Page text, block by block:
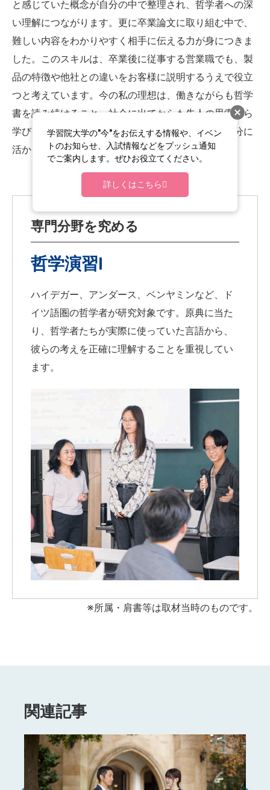
と感じていた概念が自分の中で整理され、哲学者への深
い理解につながります。更に卒業論文に取り組む中で、
難しい内容をわかりやすく相手に伝える力が身につきま
した。このスキルは、卒業後に従事する営業職でも、製
品の特徴や他社との違いをお客様に説明するうえで役立
つと考えています。今の私の理想は、働きながらも哲学
書を読み続けること。社会に出てからも先人の思索から
学びを積み重ね、ゼミで育んだ思考力と伝達力を存分に
活かしていきたいです。
専門分野を究める
哲学演習Ⅰ
ハイデガー、アンダース、ベンヤミンなど、ド
イツ語圏の哲学者が研究対象です。原典に当た
り、哲学者たちが実際に使っていた言語から、
彼らの考えを正確に理解することを重視してい
ます。
※所属・肩書等は取材当時のものです。
関連記事
学習院大学の"今"をお伝えする情報や、イベン
トのお知らせ、入試情報などをプッシュ通知
でご案内します。ぜひお役立てください。
詳しくはこちら